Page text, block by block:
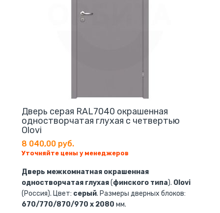
Дверь серая RAL7040 окрашенная
одностворчатая глухая с четвертью
Olovi
8 040,00 руб.
Уточняйте цены у менеджеров
Дверь межкомнатная окрашенная
одностворчатая глухая(финского типа). Olovi
(Россия). Цвет: серый. Размеры дверных блоков:
670/770/870/970 х 2080 мм.